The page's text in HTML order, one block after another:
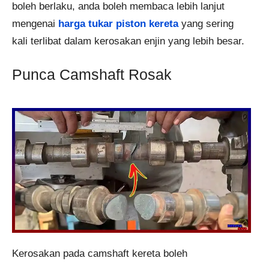
boleh berlaku, anda boleh membaca lebih lanjut
mengenai harga tukar piston keretayang sering
kali terlibat dalam kerosakan enjin yang lebih besar.
Punca Camshaft Rosak
Kerosakan pada camshaft kereta boleh